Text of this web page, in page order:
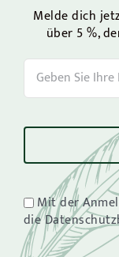
Melde dich
über 5 %,
Mit der
die